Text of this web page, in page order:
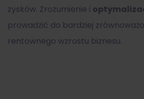
zysków. Zrozumienie i
prowadzić do bardziej
rentownego wzrostu biznesu.